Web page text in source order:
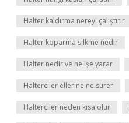
Halter kaldırma nereyi çalıştırır
Halter koparma silkme nedir
Halter nedir ve ne işe yarar
Halterciler ellerine ne sürer
Halterciler neden kısa olur